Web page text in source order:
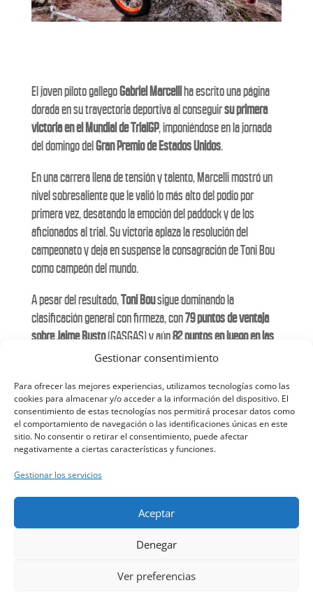
Gestionar consentimiento
Para ofrecer las mejores experiencias, utilizamos tecnologías como las
cookies para almacenar y/o acceder a la información del dispositivo. El
consentimiento de estas tecnologías nos permitirá procesar datos como
el comportamiento de navegación o las identificaciones únicas en este
sitio. No consentir o retirar el consentimiento, puede afectar
negativamente a ciertas características y funciones.
Gestionar los servicios
Aceptar
Denegar
Ver preferencias
El joven piloto gallegoGabriel Marcelliha escrito una página
dorada en su trayectoria deportiva al conseguirsu primera
victoria en el Mundial de TrialGP, imponiéndose en la jornada
del domingo delGran Premio de Estados Unidos.
En una carrera llena de tensión y talento, Marcelli mostró un
nivel sobresaliente que le valió lo más alto del podio por
primera vez, desatando la emoción del paddock y de los
aficionados al trial. Su victoria aplaza la resolución del
campeonato y deja en suspense la consagración de Toni Bou
como campeón del mundo.
A pesar del resultado,Toni Bousigue dominando la
clasificación general con firmeza, con79 puntos de ventaja
sobre Jaime Busto(GASGAS) y aún82 puntos en juego en las
próximas rondas. El piloto del Repsol Honda Team tendrá que
septiembre, para sellar su decimonoveno título consecutivo al
aire libre.
Y recuerda la gran cita en España: elX-Trial Madrid 2025
Madrid Arena